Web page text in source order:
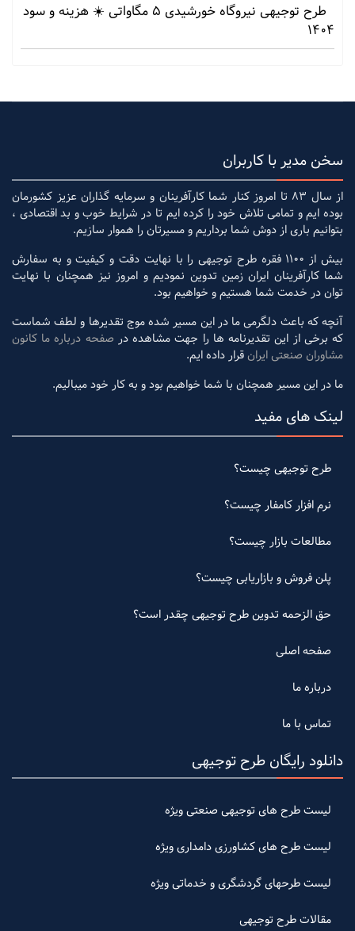
طرح توجیهی نیروگاه خورشیدی 5 مگاواتی ☀️ هزینه‌ و سود
1404
سخن مدیر با کاربران
از سال 83 تا امروز کنار شما کارآفرینان و سرمایه گذاران عزیز کشورمان
بوده ایم و تمامی تلاش خود را کرده ایم تا در شرایط خوب و بد اقتصادی ،
بتوانیم باری از دوش شما برداریم و مسیرتان را هموار سازیم.
بیش از 1100 فقره طرح توجیهی را با نهایت دقت و کیفیت و به سفارش
شما کارآفرینان ایران زمین تدوین نمودیم و امروز نیز همچنان با نهایت
توان در خدمت شما هستیم و خواهیم بود.
آنچه که باعث دلگرمی ما در این مسیر شده موج تقدیرها و لطف شماست
که برخی از این تقدیرنامه ها را جهت مشاهده در صفحه درباره ما کانون
مشاوران صنعتی ایرانقرار داده ایم.
ما در این مسیر همچنان با شما خواهیم بود و به کار خود میبالیم.
لینک های مفید
طرح توجیهی چیست؟
نرم افزار کامفار چیست؟
مطالعات بازار چیست؟
پلن فروش و بازاریابی چیست؟
حق الزحمه تدوین طرح توجیهی چقدر است؟
صفحه اصلی
درباره ما
تماس با ما
دانلود رایگان طرح توجیهی
لیست طرح های توجیهی صنعتی ویژه
لیست طرح های کشاورزی دامداری ویژه
لیست طرحهای گردشگری و خدماتی ویژه
مقالات طرح توجیهی